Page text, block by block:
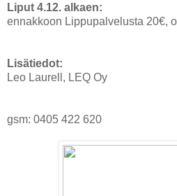
Liput 4.12. alkaen:
ennakkoon Lippupalvelusta 20€,
Lisätiedot:
Leo Laurell, LEQ Oy
gsm: 0405 422 620